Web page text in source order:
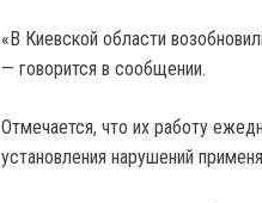
«В Киевской области
— говорится в сообщении.
Отмечается, что их работу
установления нарушений